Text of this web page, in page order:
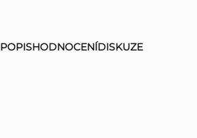
POPISHODNOCENÍDISKUZE